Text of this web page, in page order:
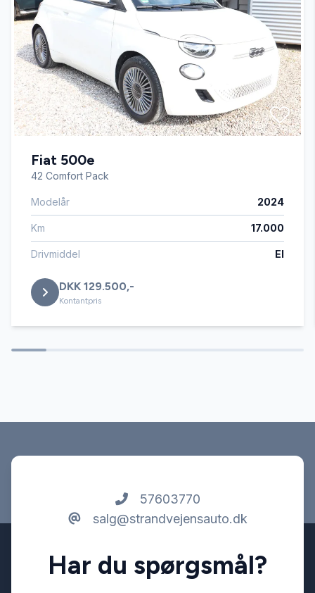
Fartpilot
Højdejusterbart førersæde
Infocenter
Kørecomputer
Servostyring
Startspærre
Stofsæder
Fiat 500e
42 Comfort Pack
Modelår 2024
Km 17.000
Drivmiddel El
DKK 129.500,-
Kontantpris
57603770
salg@strandvejensauto.dk
Har du spørgsmål?